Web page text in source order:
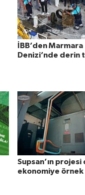
İBB’den Marmara
Denizi’nde derin
Supsan’ın projesi
ekonomiye örnek